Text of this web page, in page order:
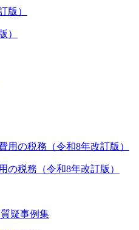
）
の税務（令和8年改訂版）